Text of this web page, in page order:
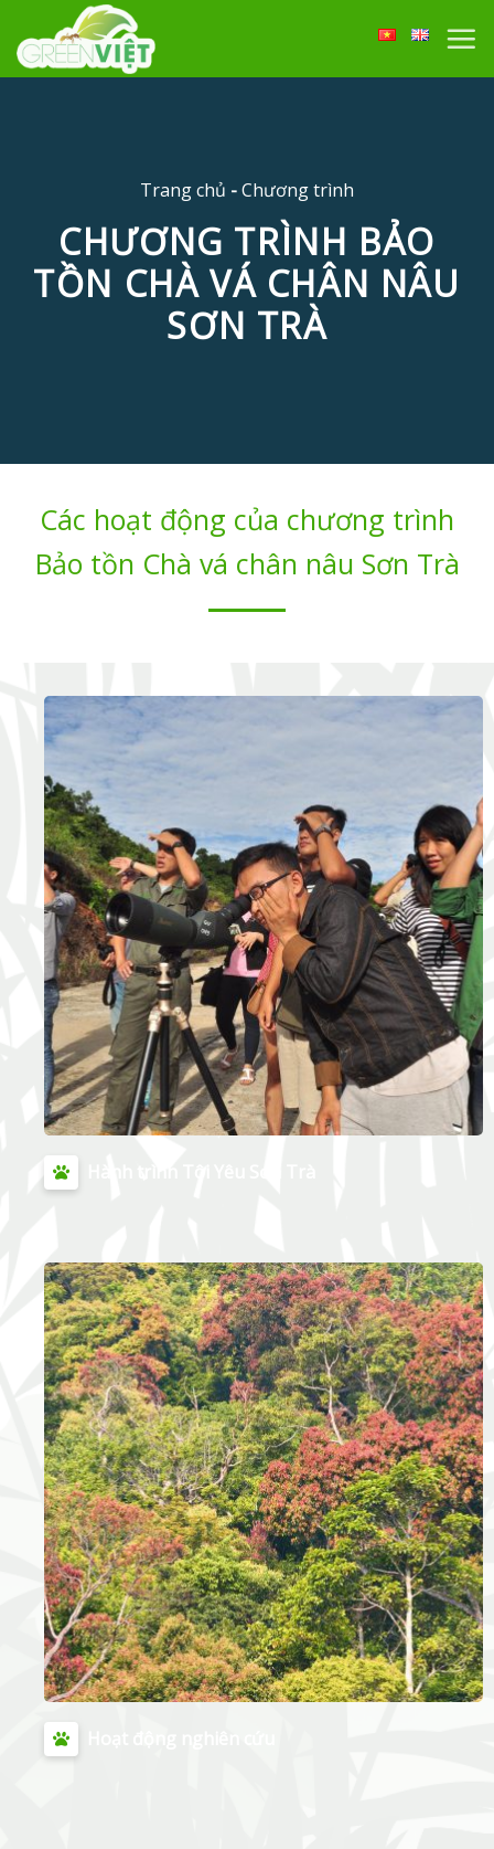
content
Trang chủ -Chương trình
CHƯƠNG TRÌNH BẢO
TỒN CHÀ VÁ CHÂN NÂU
SƠN TRÀ
Các hoạt động của chương trình
Bảo tồn Chà vá chân nâu Sơn Trà